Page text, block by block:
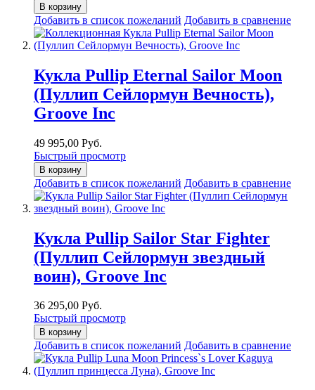
В корзину
Добавить в список пожеланий Добавить в сравнение
Кукла Pullip Eternal Sailor Moon
(Пуллип Сейлормун Вечность),
Groove Inc
49 995,00 Руб.
Быстрый просмотр
В корзину
Добавить в список пожеланий Добавить в сравнение
Кукла Pullip Sailor Star Fighter
(Пуллип Сейлормун звездный
воин), Groove Inc
36 295,00 Руб.
Быстрый просмотр
В корзину
Добавить в список пожеланий Добавить в сравнение